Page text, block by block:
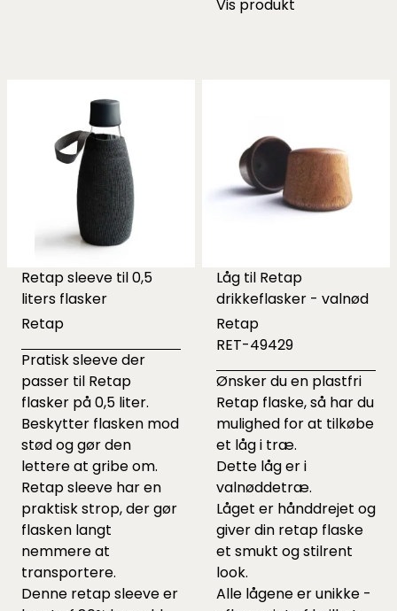
Vis produkt
Retap sleeve til 0,5
liters flasker
Retap
Pratisk sleeve der
passer til Retap
flasker på 0,5 liter.
Beskytter flasken mod
stød og gør den
lettere at gribe om.
Retap sleeve har en
praktisk strop, der gør
flasken langt
nemmere at
transportere.
Denne retap sleeve er
Låg til Retap
drikkeflasker - valnød
Retap
RET-49429
Ønsker du en plastfri
Retap flaske, så har du
mulighed for at tilkøbe
et låg i træ.
Dette låg er i
valnøddetræ.
Låget er hånddrejet og
giver din retap flaske
et smukt og stilrent
look.
Alle lågene er unikke -